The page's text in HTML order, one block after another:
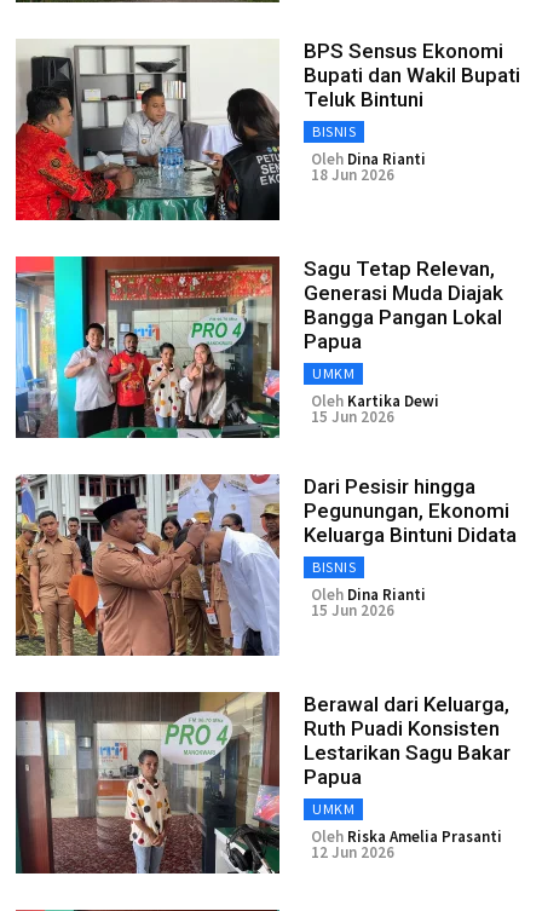
BPS Sensus Ekonomi
Bupati dan Wakil Bupati
Teluk Bintuni
BISNIS
Oleh Dina Rianti
18 Jun 2026
Sagu Tetap Relevan,
Generasi Muda Diajak
Bangga Pangan Lokal
Papua
UMKM
Oleh Kartika Dewi
15 Jun 2026
Dari Pesisir hingga
Pegunungan, Ekonomi
Keluarga Bintuni Didata
BISNIS
Oleh Dina Rianti
15 Jun 2026
Berawal dari Keluarga,
Ruth Puadi Konsisten
Lestarikan Sagu Bakar
Papua
UMKM
Oleh Riska Amelia Prasanti
12 Jun 2026